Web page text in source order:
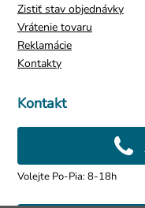
Kontakt
Volejte Po-Pia: 8-18h
Zistiť stav objednávky
Vrátenie tovaru
Reklamácie
Kontakty